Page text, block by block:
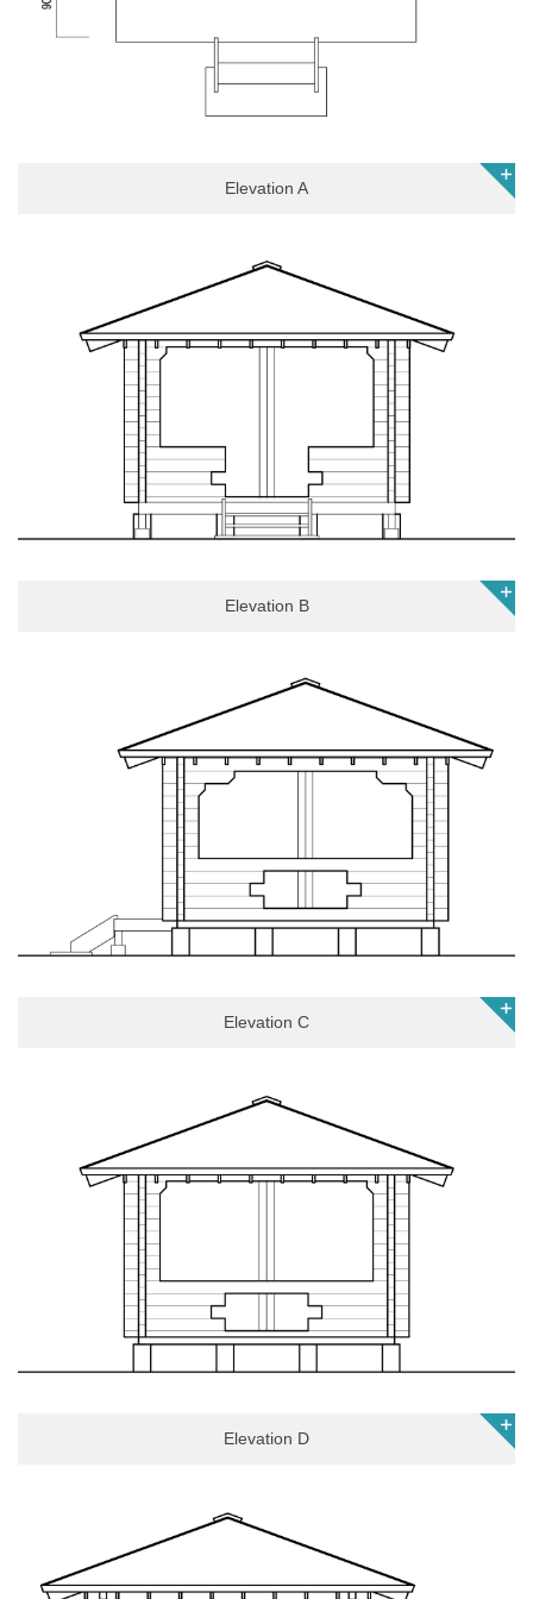
Elevation A
Elevation B
Elevation C
Elevation D